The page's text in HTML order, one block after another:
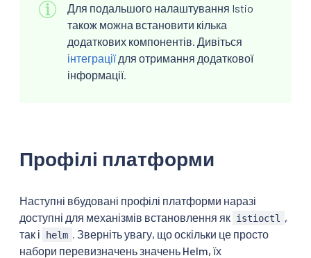
Для подальшого налаштування Istio
також можна встановити кілька
додаткових компонентів. Дивіться
інтеграціїдля отримання додаткової
інформації.
Профілі платформи
Наступні вбудовані профілі платформи наразі
доступні для механізмів встановлення як istioctl
,
так і
helm
. Зверніть увагу, що оскільки це просто
набори перевизначень значень Helm, їх